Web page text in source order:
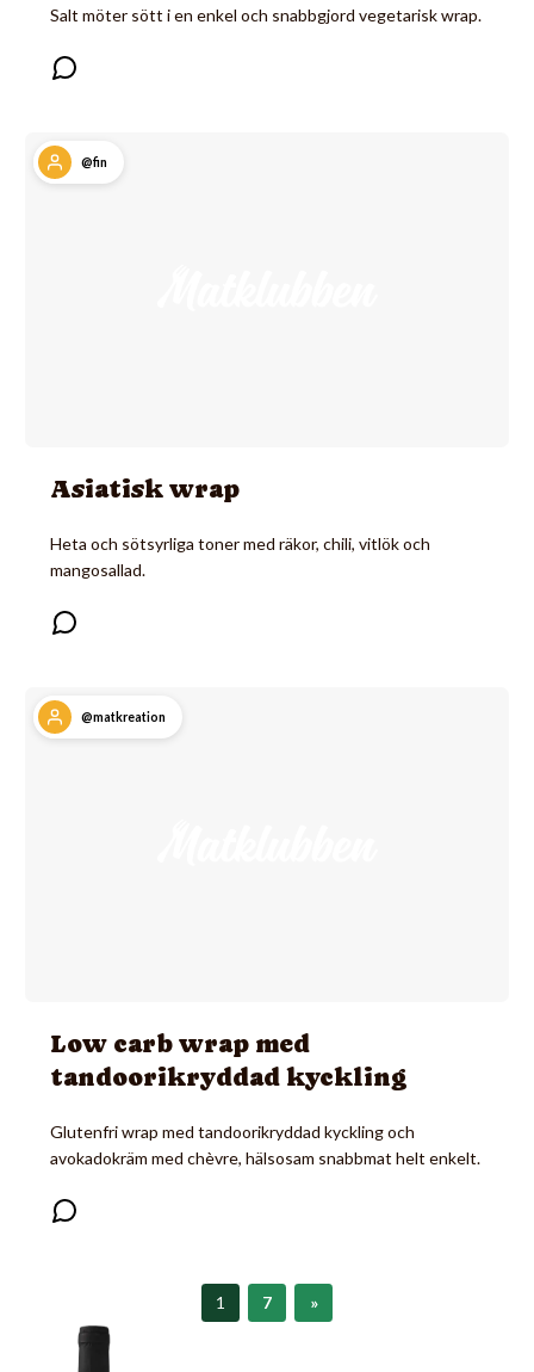
Salt möter sött i en enkel och snabbgjord vegetarisk wrap.
@fin
Asiatisk wrap
Heta och sötsyrliga toner med räkor, chili, vitlök och
mangosallad.
@matkreation
Low carb wrap med
tandoorikryddad kyckling
Glutenfri wrap med tandoorikryddad kyckling och
avokadokräm med chèvre, hälsosam snabbmat helt enkelt.
1 7 »